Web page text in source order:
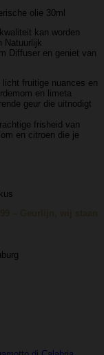
olie 30ml
kan worden
Natuurlijk
Diffuser en geniet van
fruitige nuances en
en limeta
geur die uitnodigt
frisheid van
en citroen die je